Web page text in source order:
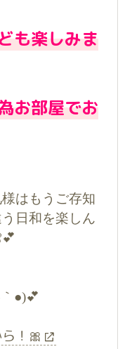
も楽しみま
お部屋でお
はもうご存知
日和を楽しん
●)💕
！🎀